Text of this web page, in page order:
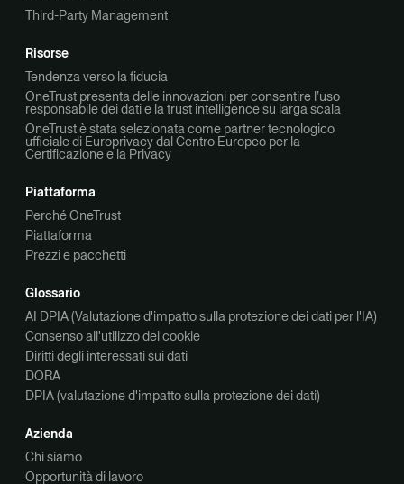
Third-Party Management
Risorse
Tendenza verso la fiducia
OneTrust presenta delle innovazioni per consentire l’uso
responsabile dei dati e la trust intelligence su larga scala
OneTrust è stata selezionata come partner tecnologico
ufficiale di Europrivacy dal Centro Europeo per la
Certificazione e la Privacy
Piattaforma
Perché OneTrust
Piattaforma
Prezzi e pacchetti
Glossario
AI DPIA (Valutazione d'impatto sulla protezione dei dati per l'IA)
Consenso all'utilizzo dei cookie
Diritti degli interessati sui dati
DORA
DPIA (valutazione d'impatto sulla protezione dei dati)
Azienda
Chi siamo
Opportunità di lavoro